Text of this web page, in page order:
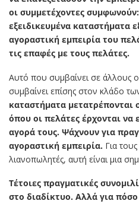
οι συμμετέχοντες
εξειδικευμένα καταστήματα
αγοραστική εμπειρία του
τις επαφές με τους πελάτες.
Αυτό που συμβαίνει σε άλλους
συμβαίνει επίσης στον κλάδο
καταστήματα μετατρέπονται
όπου οι πελάτες έρχονται να
αγορά τους. Ψάχνουν για
αγοραστική εμπειρία. Για
λιανοπωλητές, αυτή είναι μια
Τέτοιες πραγματικές
στο διαδίκτυο. Αλλά για